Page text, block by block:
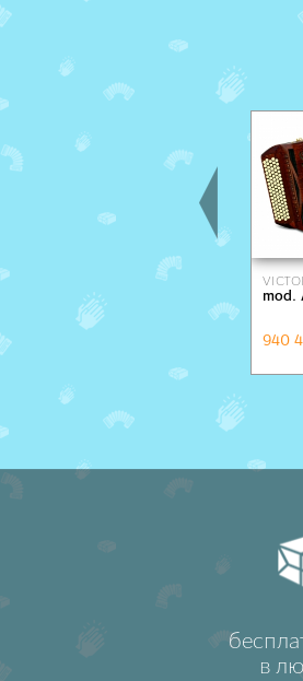
mod.
940
в